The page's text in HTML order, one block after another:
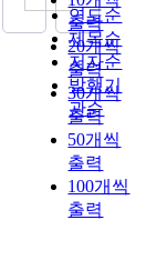
연도순
제목순
저자순
발행기
관순
출력
20개씩
출력
30개씩
출력
50개씩
출력
100개씩
출력